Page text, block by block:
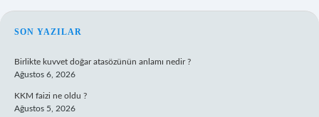
SIDEBAR
SON YAZILAR
Birlikte kuvvet doğar atasözünün anlamı nedir ?
Ağustos 6, 2026
KKM faizi ne oldu ?
Ağustos 5, 2026